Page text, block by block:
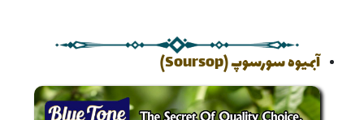
آبمیوه سورسوپ (Soursop)